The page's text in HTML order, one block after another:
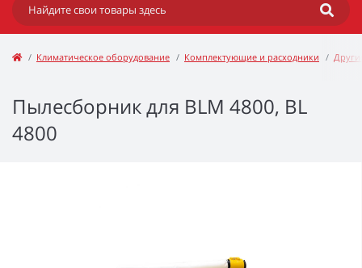
Климатическое оборудование Комплектующие и расходники
Пылесборник для BLM 4800, BL
4800